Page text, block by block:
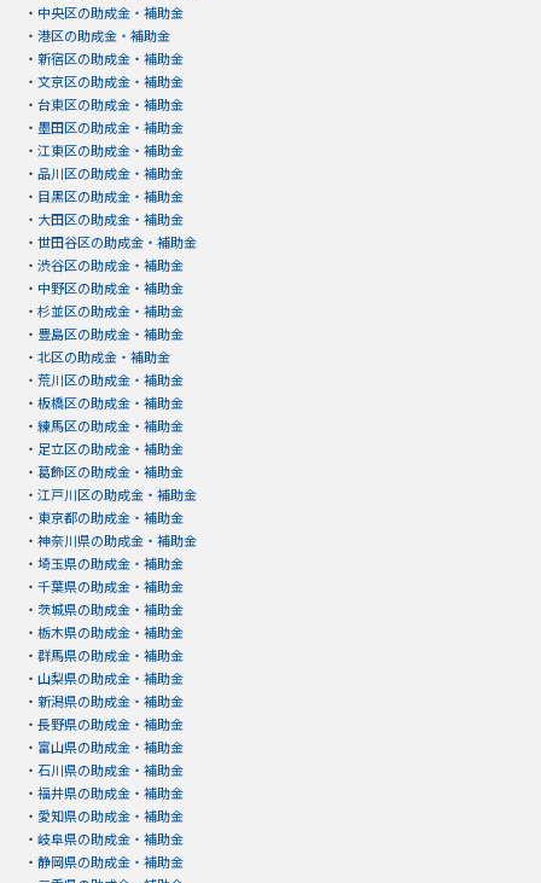
・ 中央区の助成金・補助金
・ 港区の助成金・補助金
・ 新宿区の助成金・補助金
・ 文京区の助成金・補助金
・ 台東区の助成金・補助金
・ 墨田区の助成金・補助金
・ 江東区の助成金・補助金
・ 品川区の助成金・補助金
・ 目黒区の助成金・補助金
・ 大田区の助成金・補助金
・ 世田谷区の助成金・補助金
・ 渋谷区の助成金・補助金
・ 中野区の助成金・補助金
・ 杉並区の助成金・補助金
・ 豊島区の助成金・補助金
・ 北区の助成金・補助金
・ 荒川区の助成金・補助金
・ 板橋区の助成金・補助金
・ 練馬区の助成金・補助金
・ 足立区の助成金・補助金
・ 葛飾区の助成金・補助金
・ 江戸川区の助成金・補助金
・ 東京都の助成金・補助金
・ 神奈川県の助成金・補助金
・ 埼玉県の助成金・補助金
・ 千葉県の助成金・補助金
・ 茨城県の助成金・補助金
・ 栃木県の助成金・補助金
・ 群馬県の助成金・補助金
・ 山梨県の助成金・補助金
・ 新潟県の助成金・補助金
・ 長野県の助成金・補助金
・ 富山県の助成金・補助金
・ 石川県の助成金・補助金
・ 福井県の助成金・補助金
・ 愛知県の助成金・補助金
・ 岐阜県の助成金・補助金
・ 静岡県の助成金・補助金